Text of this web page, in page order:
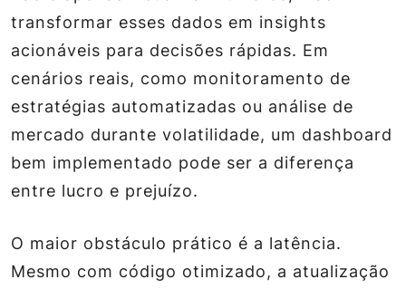
transformar esses dados em insights
acionáveis para decisões rápidas. Em
cenários reais, como monitoramento de
estratégias automatizadas ou análise de
mercado durante volatilidade, um dashboard
bem implementado pode ser a diferença
entre lucro e prejuízo.
O maior obstáculo prático é a latência.
Mesmo com código otimizado, a atualização